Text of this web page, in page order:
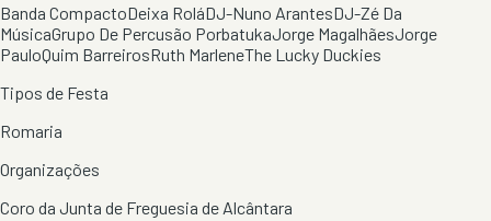
Banda CompactoDeixa RoláDJ-Nuno ArantesDJ-Zé Da
MúsicaGrupo De Percusão PorbatukaJorge MagalhãesJorge
PauloQuim BarreirosRuth MarleneThe Lucky Duckies
Tipos de Festa
Romaria
Organizações
Coro da Junta de Freguesia de Alcântara